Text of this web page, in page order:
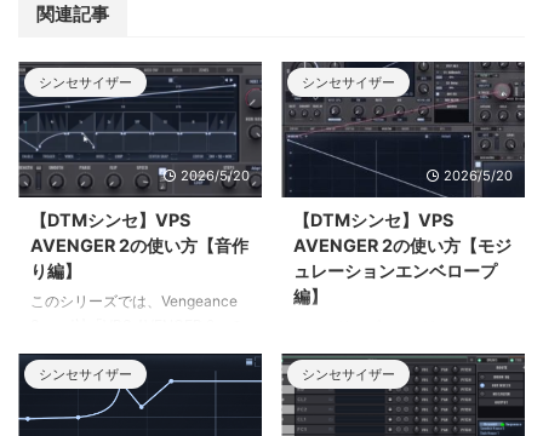
関連記事
シンセサイザー
2026/5/20
【DTMシンセ】VPS
AVENGER 2の使い方【音作
り編】
このシリーズでは、Vengeance
使い方をまとめています。このペ
ージでは、さまざまなスタイルの
音作りを仕方をご紹介します。
シンセサイザー
2026/5/20
【DTMシンセ】VPS
AVENGER 2の使い方【モジ
ュレーションエンベロープ
編】
Sound社「VPS AVENGER 2」の
使い方をまとめています。このペ
ージでは、画面中央下側にある
「モジュレーションエンベロープ
シンセサイザー シンセサイザー